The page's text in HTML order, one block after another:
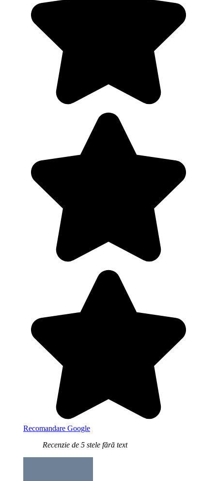
Recomandare Google
Recenzie de 5 stele fără text